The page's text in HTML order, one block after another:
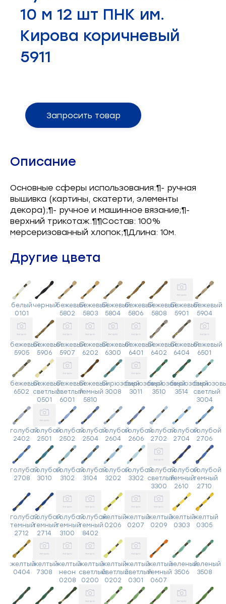
Запчасти для швейного оборудования
Запчасти: иглы
Нетканые материалы
10 м 12 шт ПНК им.
Кирова коричневый
5911
Запросить товар
Описание
Основные сферы использования:¶- ручная
вышивка (картины, скатерти, элементы
декора);¶- ручное и машинное вязание;¶-
верхний трикотаж.¶¶Состав: 100%
мерсеризованный хлопок;¶Длина: 10м.
Другие цвета
белый
0101
черныйбежевый
5802
бежевый
5803
бежевый
5804
бежевый
5806
бежевый
5808
бежевый
5901
бежевый
5904
бежевый
5905
бежевый
5906
бежевый
5907
бежевый
6202
бежевый
6300
бежевый
6401
бежевый
6402
бежевый
6404
бежевый
6501
бежевый
6502
бежевый
светлый
0501
бежевый
светлый
6001
бежевый
темный
5810
бирюзовый
3008
бирюзовый
3011
бирюзовый
3510
бирюзовый
3514
светлый
3004
голубой
2402
голубой
2501
голубой
2502
голубой
2504
голубой
2604
голубой
2606
голубой
2702
голубой
2704
голубой
2706
голубой
2708
голубой
3010
голубой
3102
голубой
3104
голубой
3202
голубой
3302
голубой
светлый
3300
голубой
темный
2610
голубой
темный
2710
голубой
темный
2712
голубой
темный
2714
голубой
темный
3100
голубой
темный
8402
желтый
0206
желтый
0207
желтый
0209
желтый
0303
желтый
0305
желтый
0404
желтый
7308
желтый
неон
0208
желтый
светлый
0200
желтый
светлый
0202
желтый
светлый
0301
желтый
темный
0607
зеленый
3506
зеленый
3508